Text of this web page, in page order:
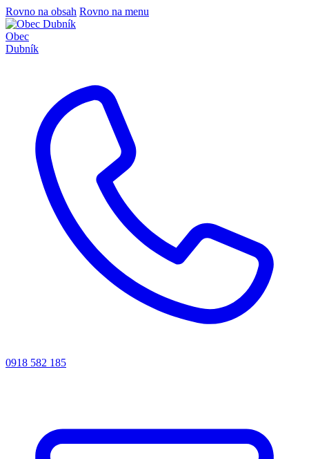
Rovno na obsah Rovno na menu
Obec
Dubník
0918 582 185